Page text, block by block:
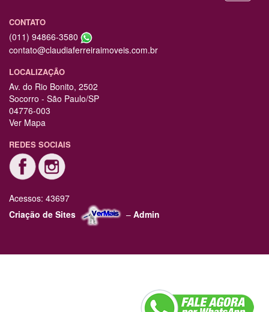
CONTATO
(011) 94866-3580
contato@claudiaferreiraimoveis.com.br
LOCALIZAÇÃO
Av. do Rio Bonito, 2502
Socorro - São Paulo/SP
04776-003
Ver Mapa
REDES SOCIAIS
Acessos: 43697
Criação de Sites
– Admin